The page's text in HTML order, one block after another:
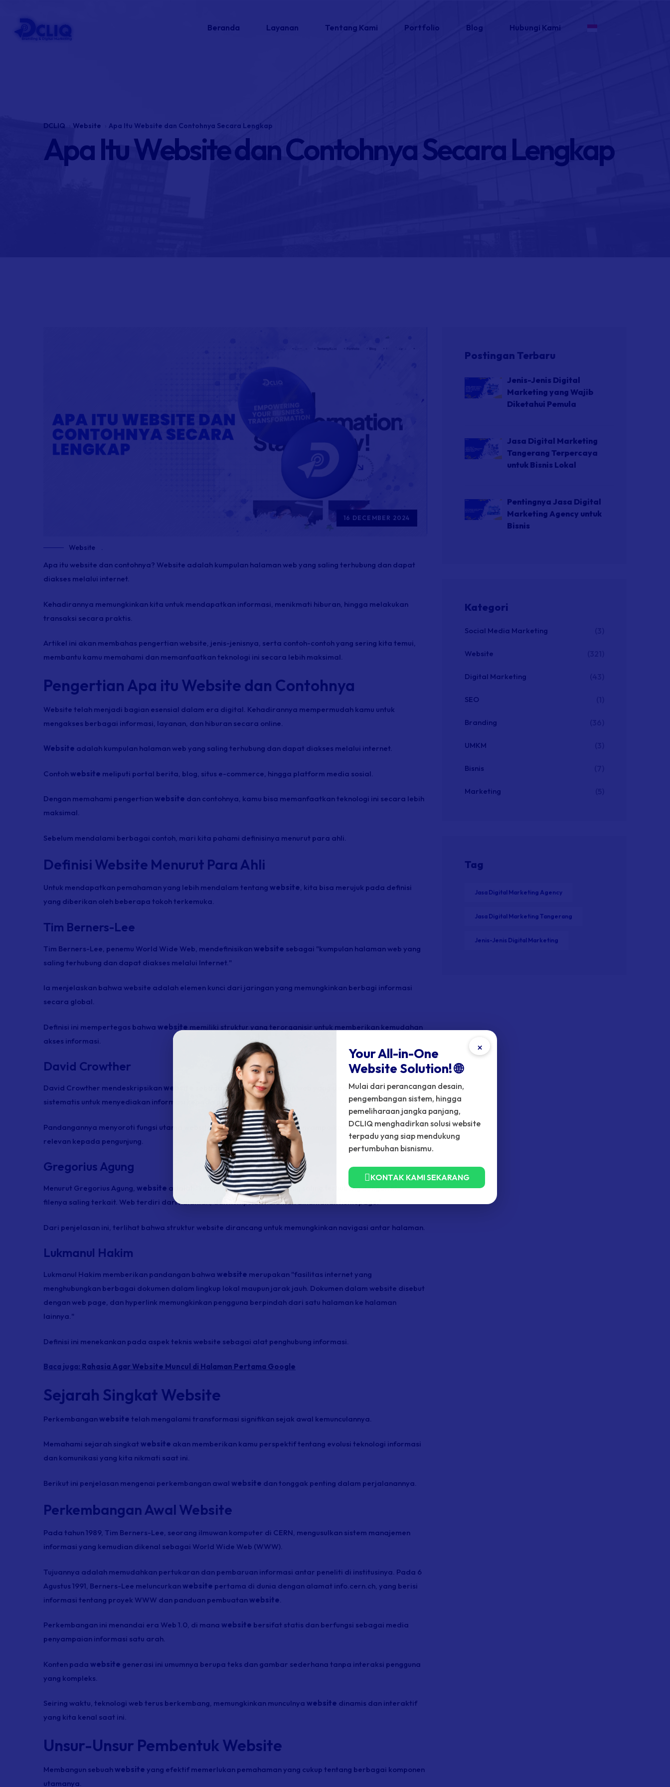
Beranda Layanan Tentang Kami Portfolio Blog Hubungi Kami
×
Your All-in-One
Website Solution! 🌐
Mulai dari perancangan desain,
pengembangan sistem, hingga
pemeliharaan jangka panjang,
DCLIQ menghadirkan solusi website
terpadu yang siap mendukung
pertumbuhan bisnismu.
KONTAK KAMI SEKARANG
DCLIQ Website Apa Itu Website dan Contohnya Secara Lengkap
Apa Itu Website dan Contohnya Secara Lengkap
16 DECEMBER 2024
Website .
Apa itu website dan contohnya? Website adalah kumpulan halaman web yang saling terhubung dan dapat
diakses melalui internet.
Kehadirannya memungkinkan kita untuk mendapatkan informasi, menikmati hiburan, hingga melakukan
transaksi secara praktis.
Artikel ini akan membahas pengertian website, jenis-jenisnya, serta contoh-contoh yang sering kita temui,
membantu kamu memahami dan memanfaatkan teknologi ini secara lebih maksimal.
Pengertian Apa itu Website dan Contohnya
Website telah menjadi bagian esensial dalam era digital. Kehadirannya mempermudah kamu untuk
mengakses berbagai informasi, layanan, dan hiburan secara online.
Website adalah kumpulan halaman web yang saling terhubung dan dapat diakses melalui internet.
Contohwebsite meliputi portal berita, blog, situs e-commerce, hingga platform media sosial.
Dengan memahami pengertianwebsite dan contohnya, kamu bisa memanfaatkan teknologi ini secara lebih
maksimal.
Sebelum mendalami berbagai contoh, mari kita pahami definisinya menurut para ahli.
Definisi Website Menurut Para Ahli
Untuk mendapatkan pemahaman yang lebih mendalam tentang website, kita bisa merujuk pada definisi
yang diberikan oleh beberapa tokoh terkemuka.
Tim Berners-Lee
Tim Berners-Lee, penemu World Wide Web, mendefinisikanwebsite sebagai "kumpulan halaman web yang
saling terhubung dan dapat diakses melalui Internet."
Ia menjelaskan bahwa website adalah elemen kunci dari jaringan yang memungkinkan berbagi informasi
secara global.
Definisi ini mempertegas bahwa website memiliki struktur yang terorganisir untuk memberikan kemudahan
akses informasi.
David Crowther
David Crowther mendeskripsikanwebsite
sebagai "kumpulan halaman web yang dirancang secara
sistematis untuk menyediakan informasi kepada pengguna."
Pandangannya menyoroti fungsi utama website sebagai sarana untuk menyampaikan informasi yang
relevan kepada pengunjung.
Gregorius Agung
Menurut Gregorius Agung, website adalah "kumpulan halaman web yang saling terhubung dengan file-
filenya saling terkait. Web terdiri dari halaman, dan kumpulan halaman dinamakan homepage."
Dari penjelasan ini, terlihat bahwa struktur website dirancang untuk memungkinkan navigasi antar halaman.
Lukmanul Hakim
Lukmanul Hakim memberikan pandangan bahwa website merupakan "fasilitas internet yang
menghubungkan berbagai dokumen dalam lingkup lokal maupun jarak jauh. Dokumen dalam website disebut
dengan web page, dan hyperlink memungkinkan pengguna berpindah dari satu halaman ke halaman
lainnya."
Definisi ini menekankan pada aspek teknis website sebagai alat penghubung informasi.
Baca juga: Rahasia Agar Website Muncul di Halaman Pertama Google
Sejarah Singkat Website
Perkembanganwebsite telah mengalami transformasi signifikan sejak awal kemunculannya.
Memahami sejarah singkat website akan memberikan kamu perspektif tentang evolusi teknologi informasi
dan komunikasi yang kita nikmati saat ini.
Berikut ini penjelasan mengenai perkembangan awal website dan tonggak penting dalam perjalanannya.
Perkembangan Awal Website
Pada tahun 1989, Tim Berners-Lee, seorang ilmuwan komputer di CERN, mengusulkan sistem manajemen
informasi yang kemudian dikenal sebagai World Wide Web (WWW).
Tujuannya adalah memudahkan pertukaran dan pembaruan informasi antar peneliti di institusinya. Pada 6
Agustus 1991, Berners-Lee meluncurkanwebsite pertama di dunia dengan alamat info.cern.ch, yang berisi
informasi tentang proyek WWW dan panduan pembuatanwebsite
Perkembangan ini menandai era Web 1.0, di mana website bersifat statis dan berfungsi sebagai media
penyampaian informasi satu arah.
Konten pada website generasi ini umumnya berupa teks dan gambar sederhana tanpa interaksi pengguna
yang kompleks.
Seiring waktu, teknologi web terus berkembang, memungkinkan munculnya website dinamis dan interaktif
yang kita kenal saat ini.
Unsur-Unsur Pembentuk Website
Membangun sebuahwebsite yang efektif memerlukan pemahaman yang cukup tentang berbagai komponen
utamanya.
Postingan Terbaru
Jenis-Jenis Digital
Marketing yang Wajib
Diketahui Pemula
Jasa Digital Marketing
Tangerang Terpercaya
untuk Bisnis Lokal
Pentingnya Jasa Digital
Marketing Agency untuk
Bisnis
Kategori
Social Media Marketing
Website
Digital Marketing
SEO
Branding
UMKM
Bisnis
Marketing
Tag
Jasa Digital Marketing Agency
Jasa Digital Marketing Tangerang
Jenis-Jenis Digital Marketing